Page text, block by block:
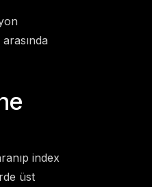
index
üst